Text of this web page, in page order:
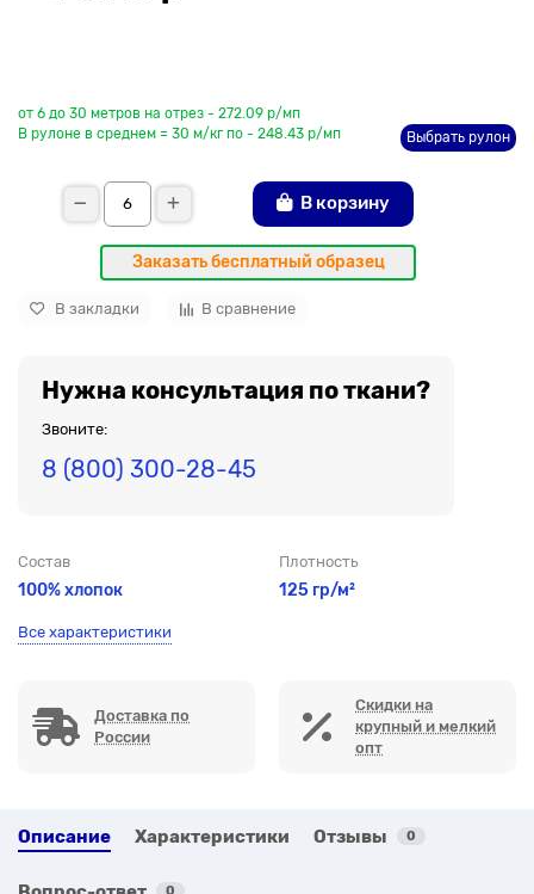
от 6 до 30 метров на отрез - 272.09 р/мп
В рулоне в среднем = 30 м/кг по - 248.43 р/мп
Выбрать рулон
В корзину
Заказать бесплатный образец
В закладки В сравнение
Нужна консультация по ткани?
Звоните:
8 (800) 300-28-45
Состав
100% хлопок
Плотность
125 гр/м²
Все характеристики
Доставка по
России
Скидки на
крупный и мелкий
опт
Описание Характеристики Отзывы 0